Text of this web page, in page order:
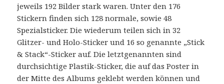
jeweils 192 Bilder stark waren. Unter den 176
Stickern finden sich 128 normale, sowie 48
Spezialsticker. Die wiederum teilen sich in 32
Glitzer- und Holo-Sticker und 16 so genannte „Stick
& Stack“-Sticker auf. Die letztgenannten sind
durchsichtige Plastik-Sticker, die auf das Poster in
der Mitte des Albums geklebt werden können und